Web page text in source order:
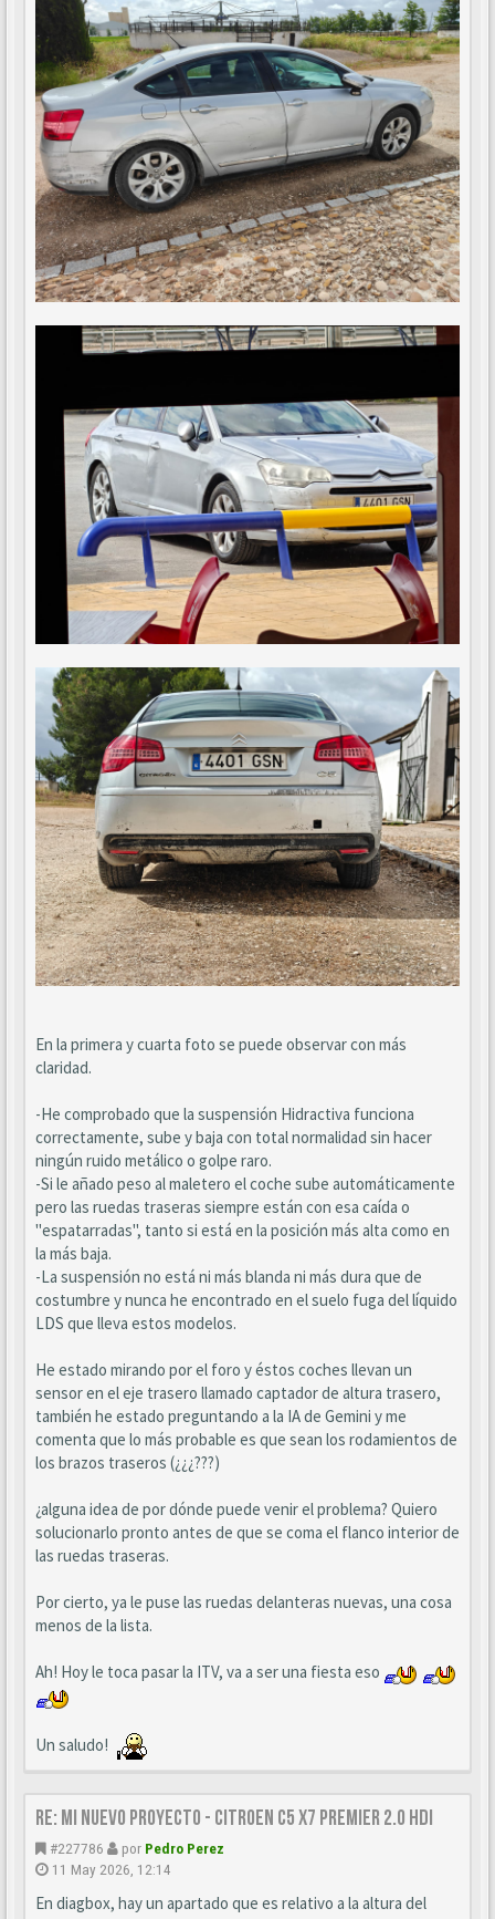
En la primera y cuarta foto se puede observar con más
claridad.
-He comprobado que la suspensión Hidractiva funciona
correctamente, sube y baja con total normalidad sin hacer
ningún ruido metálico o golpe raro.
-Si le añado peso al maletero el coche sube automáticamente
pero las ruedas traseras siempre están con esa caída o
"espatarradas", tanto si está en la posición más alta como en
la más baja.
-La suspensión no está ni más blanda ni más dura que de
costumbre y nunca he encontrado en el suelo fuga del líquido
LDS que lleva estos modelos.
He estado mirando por el foro y éstos coches llevan un
sensor en el eje trasero llamado captador de altura trasero,
también he estado preguntando a la IA de Gemini y me
comenta que lo más probable es que sean los rodamientos de
los brazos traseros (¿¿¿???)
¿alguna idea de por dónde puede venir el problema? Quiero
solucionarlo pronto antes de que se coma el flanco interior de
las ruedas traseras.
Por cierto, ya le puse las ruedas delanteras nuevas, una cosa
menos de la lista.
Ah! Hoy le toca pasar la ITV, va a ser una fiesta eso
Un saludo!
Re: Mi nuevo proyecto - Citroen C5 X7 Premier 2.0 HDi
#227786 por Pedro Perez
11 May 2026, 12:14
En diagbox, hay un apartado que es relativo a la altura del